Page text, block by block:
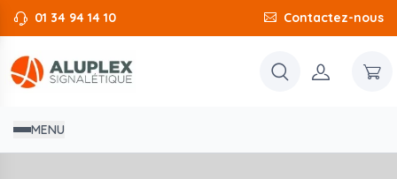
01 34 94 14 10 Contactez-nous
MENU